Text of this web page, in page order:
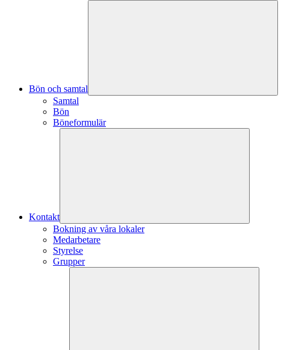
Bön och samtal
Samtal
Bön
Böneformulär
Kontakt
Bokning av våra lokaler
Medarbetare
Styrelse
Grupper